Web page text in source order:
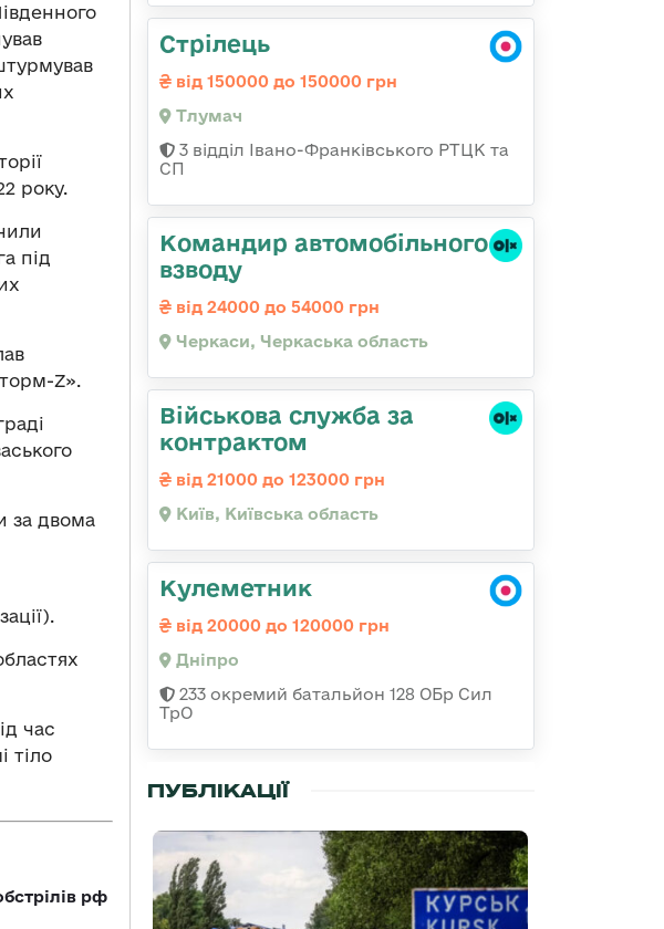
року.
під
Z».
за двома
час
тіло
рф
Стрілець
від 150000 до 150000 грн
Тлумач
3 відділ Івано-Франківського РТЦК та
СП
Командир автомобільного
взводу
від 24000 до 54000 грн
Черкаси, Черкаська область
Військова служба за
контрактом
від 21000 до 123000 грн
Київ, Київська область
Кулеметник
від 20000 до 120000 грн
Дніпро
233 окремий батальйон 128 ОБр Сил
ТрО
ПУБЛІКАЦІЇ